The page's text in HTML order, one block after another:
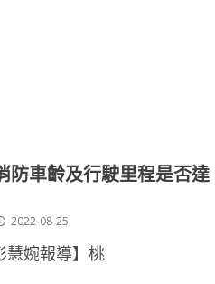
防車齡及行駛里程是否達
2022-08-25
慧婉報導】桃